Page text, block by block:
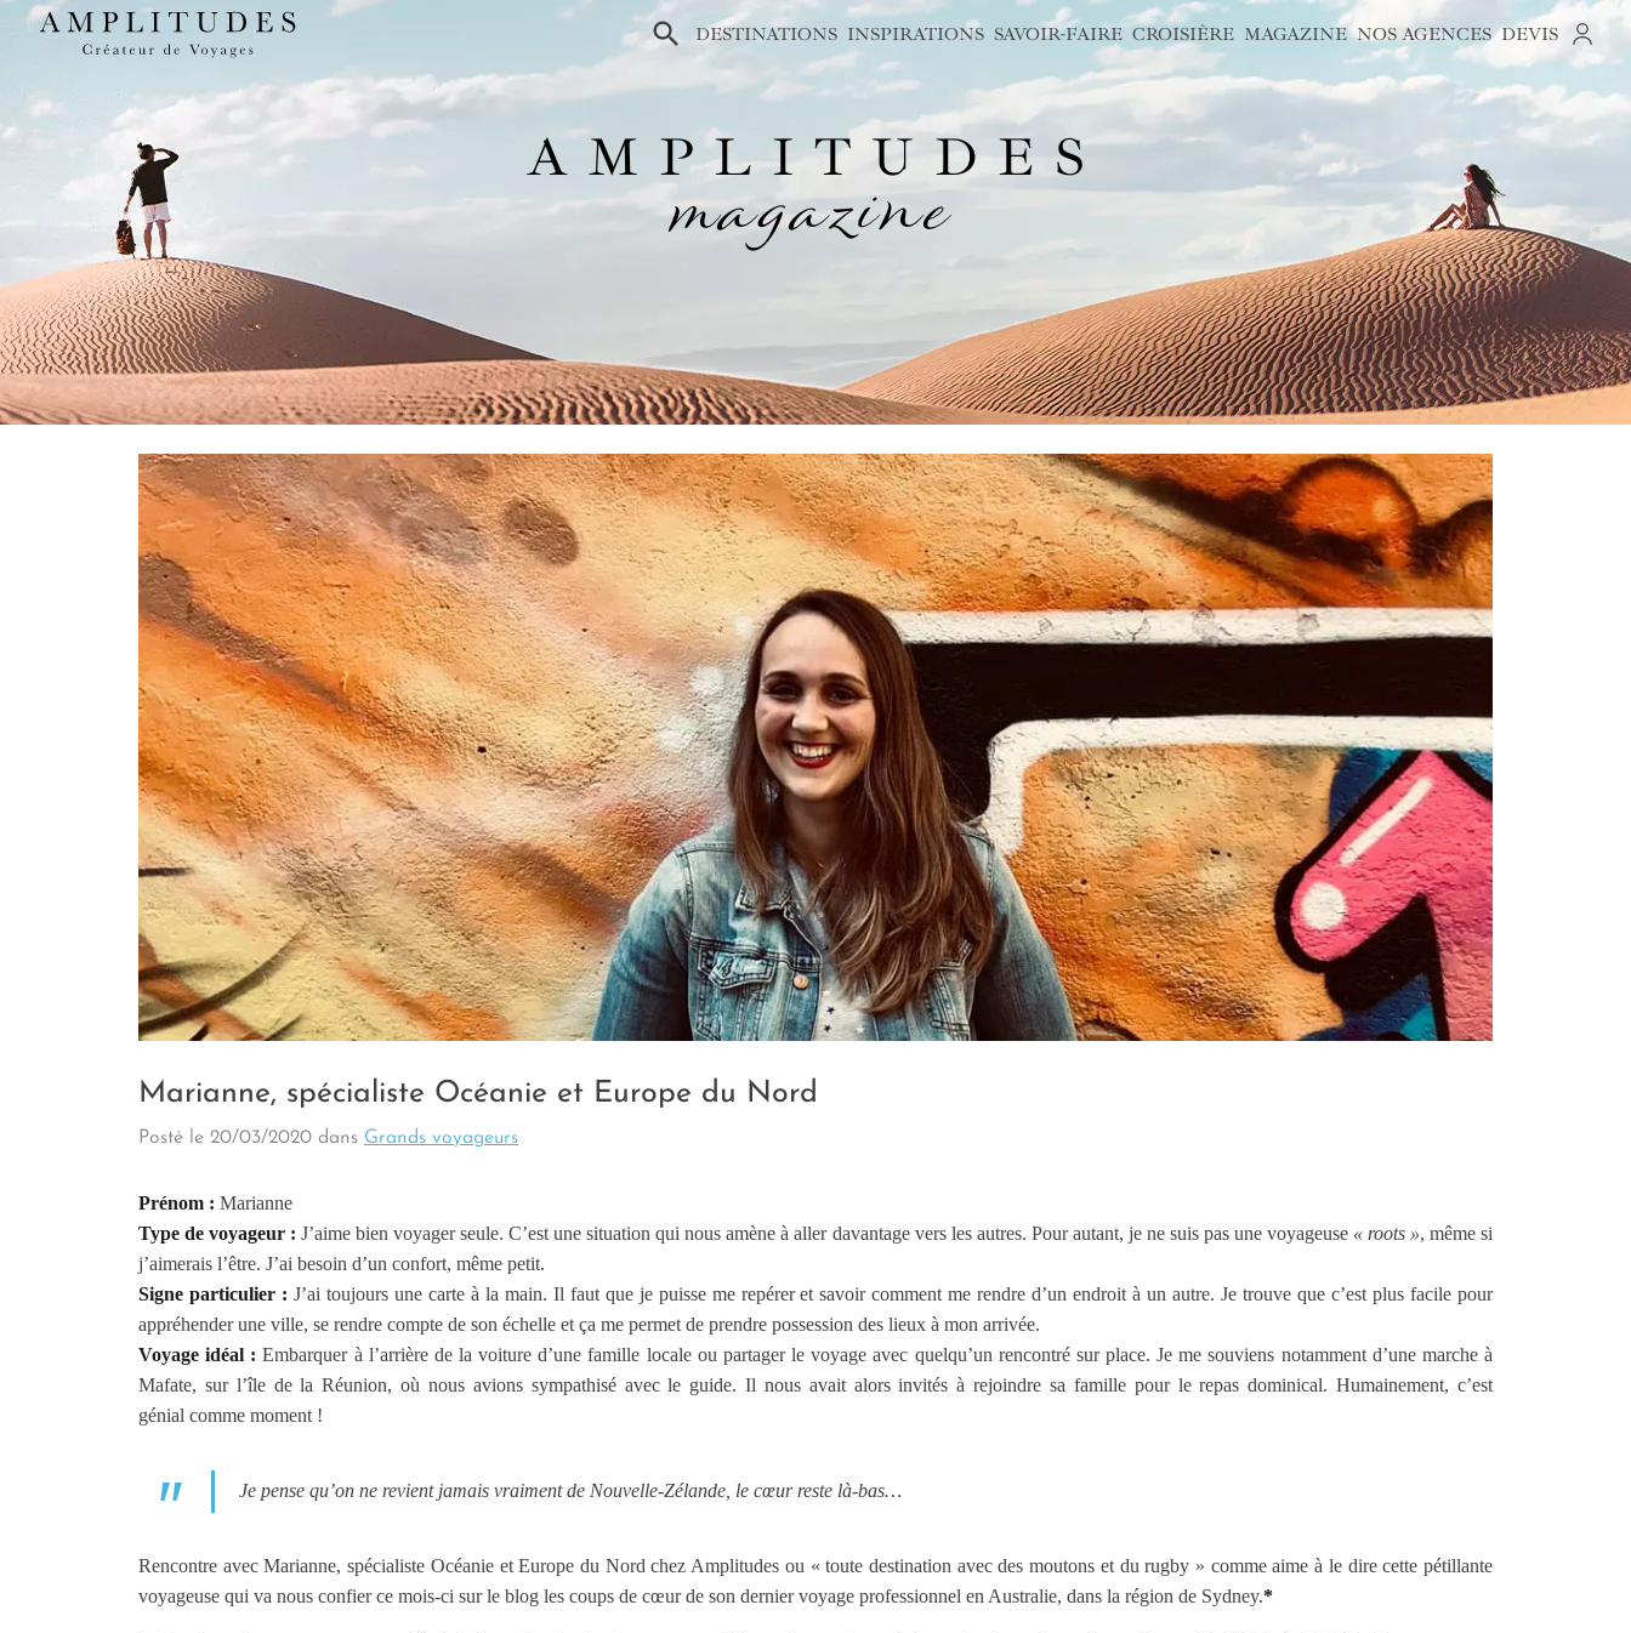
× DESTINATIONS INSPIRATIONS SAVOIR-FAIRE CROISIÈRE MAGAZINE NOS AGENCES DEVIS
AMPLITUDES
magazine
Marianne, spécialiste Océanie et Europe du Nord
Posté le 20/03/2020 dans Grands voyageurs
Prénom : Marianne
Type de voyageur : J’aime bien voyager seule. C’est une situation qui nous amène à aller davantage vers les autres. Pour autant, je ne suis pas une voyageuse « roots », même si
j’aimerais l’être. J’ai besoin d’un confort, même petit.
Signe particulier : J’ai toujours une carte à la main. Il faut que je puisse me repérer et savoir comment me rendre d’un endroit à un autre. Je trouve que c’est plus facile pour
appréhender une ville, se rendre compte de son échelle et ça me permet de prendre possession des lieux à mon arrivée.
Voyage idéal : Embarquer à l’arrière de la voiture d’une famille locale ou partager le voyage avec quelqu’un rencontré sur place. Je me souviens notamment d’une marche à
Mafate, sur l’île de la Réunion, où nous avions sympathisé avec le guide. Il nous avait alors invités à rejoindre sa famille pour le repas dominical. Humainement, c’est
génial comme moment !
Je pense qu’on ne revient jamais vraiment de Nouvelle-Zélande, le cœur reste là-bas…
Rencontre avec Marianne, spécialiste Océanie et Europe du Nord chez Amplitudes ou « toute destination avec des moutons et du rugby » comme aime à le dire cette pétillante
voyageuse qui va nous confier ce mois-ci sur le blog les coups de cœur de son dernier voyage professionnel en Australie, dans la région de Sydney.*